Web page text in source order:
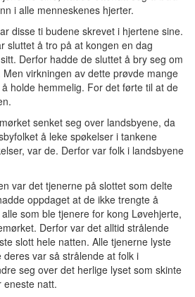
i alle menneskenes hjerter.
disse ti budene skrevet i hjertene sine.
sluttet å tro på at kongen en dag
Derfor hadde de sluttet å bry seg om
virkningen av dette prøvde mange
holde hemmelig. For det førte til at de
senket seg over landsbyene, da
å leke spøkelser i tankene
var de. Derfor var folk i landsbyene
var det tjenerne på slottet som delte
oppdaget at de ikke trengte å
som ble tjenere for kong Løvehjerte,
Derfor var det alltid strålende
slott hele natten. Alle tjenerne lyste
var så strålende at folk i
seg over det herlige lyset som skinte
eneste natt.